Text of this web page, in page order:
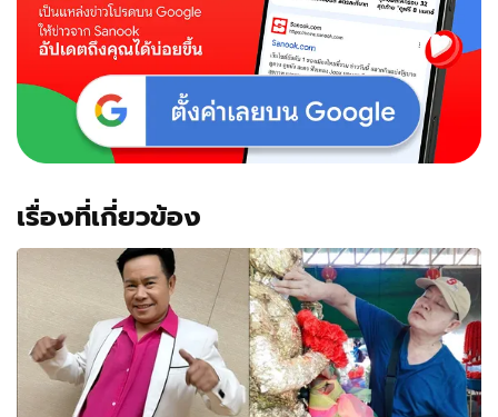
เพิ่ม
เรื่องที่เกี่ยวข้อง